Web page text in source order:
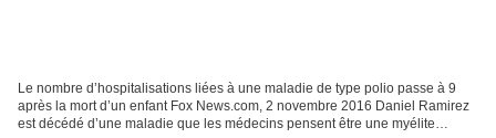
Le nombre d’hospitalisations liées à une maladie de type polio passe à 9
après la mort d’un enfant Fox News.com, 2 novembre 2016 Daniel Ramirez
est décédé d’une maladie que les médecins pensent être une myélite